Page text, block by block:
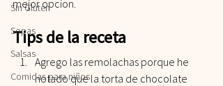
Sin Gluten
Sopas
Salsas
Comidas para niños
mejor opcion.
Tips de la receta
Agrego las remolachas porque he
notado que la torta de chocolate